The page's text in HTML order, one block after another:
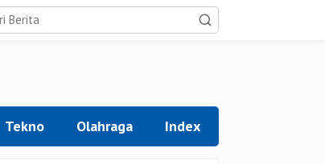
Tekno Olahraga Index